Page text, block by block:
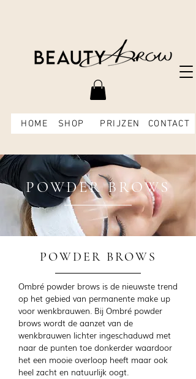
HOME SHOP PRIJZEN CONTACT
POWDER BROWS
POWDER BROWS
Ombré powder brows is de nieuwste trend
op het gebied van permanente make up
voor wenkbrauwen. Bij Ombré powder
brows wordt de aanzet van de
wenkbrauwen lichter ingeschaduwd met
naar de punten toe donkerder waardoor
het een mooie overloop heeft maar ook
heel zacht en natuurlijk oogt.